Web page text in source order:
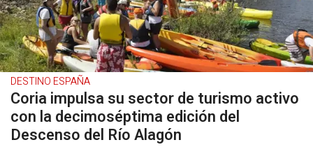
DESTINO ESPAÑA
Coria impulsa su sector de turismo activo
con la decimoséptima edición del
Descenso del Río Alagón